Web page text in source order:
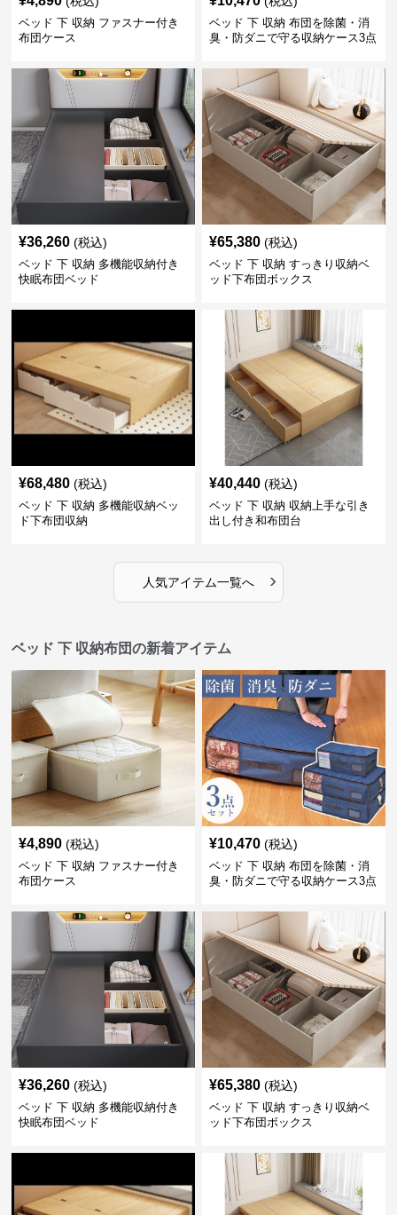
ベッド 下 収納 ファスナー付き
布団ケース
ベッド 下 収納 布団を除菌・消
臭・防ダニで守る収納ケース3点
¥36,260 (税込)
ベッド 下 収納 多機能収納付き
快眠布団ベッド
¥65,380 (税込)
ベッド 下 収納 すっきり収納ベ
ッド下布団ボックス
¥68,480 (税込)
ベッド 下 収納 多機能収納ベッ
ド下布団収納
¥40,440 (税込)
ベッド 下 収納 収納上手な引き
出し付き和布団台
人気アイテム一覧へ ›
ベッド 下 収納布団の新着アイテム
¥4,890 (税込)
ベッド 下 収納 ファスナー付き
布団ケース
¥10,470 (税込)
ベッド 下 収納 布団を除菌・消
臭・防ダニで守る収納ケース3点
¥36,260 (税込)
ベッド 下 収納 多機能収納付き
快眠布団ベッド
¥65,380 (税込)
ベッド 下 収納 すっきり収納ベ
ッド下布団ボックス